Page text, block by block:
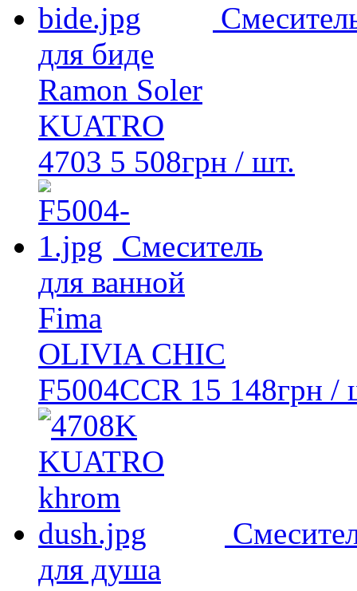
для биде
Ramon Soler
KUATRO
4703 5 508грн / шт.
Смеситель
для ванной
Fima
OLIVIA CHIC
F5004CCR 15 148грн /
для душа